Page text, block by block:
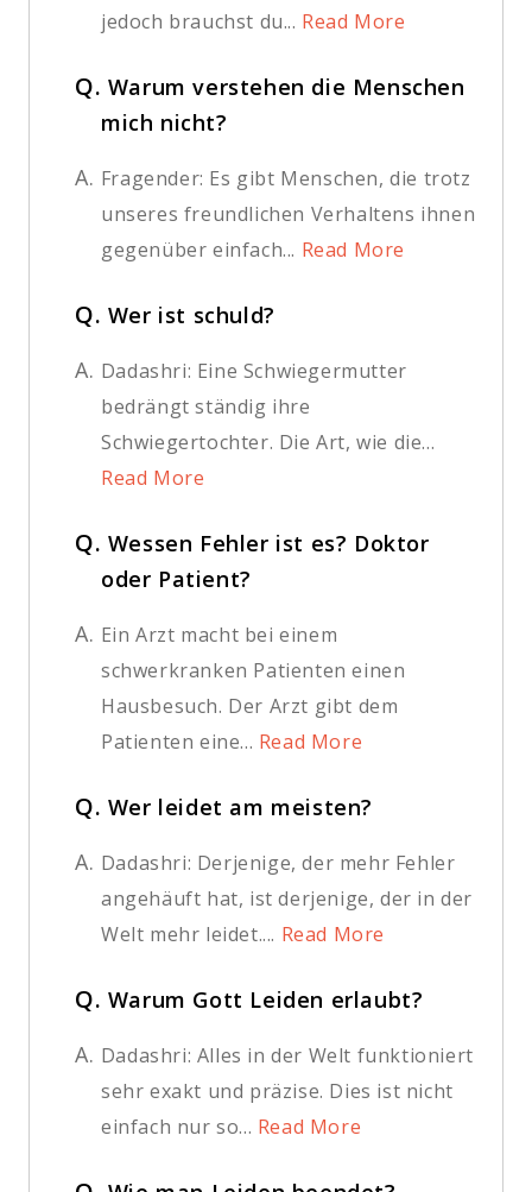
jedoch brauchst du... Read More
Q. Warum verstehen die Menschen
mich nicht?
A. Fragender: Es gibt Menschen, die trotz
unseres freundlichen Verhaltens ihnen
gegenüber einfach... Read More
Q. Wer ist schuld?
A. Dadashri: Eine Schwiegermutter
bedrängt ständig ihre
Schwiegertochter. Die Art, wie die...
Read More
Q. Wessen Fehler ist es? Doktor
oder Patient?
A. Ein Arzt macht bei einem
schwerkranken Patienten einen
Hausbesuch. Der Arzt gibt dem
Patienten eine... Read More
Q. Wer leidet am meisten?
A. Dadashri: Derjenige, der mehr Fehler
angehäuft hat, ist derjenige, der in der
Welt mehr leidet.... Read More
Q. Warum Gott Leiden erlaubt?
A. Dadashri: Alles in der Welt funktioniert
sehr exakt und präzise. Dies ist nicht
einfach nur so... Read More